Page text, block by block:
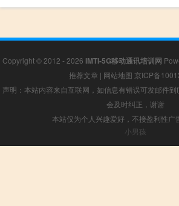
Copyright © 2012 - 2026 IMTI-5G移动通讯培训网
推荐文章 | 网站地图 京ICP备
声明：本站内容来自互联网，如信息有错误可发邮件
会及时纠正，谢谢
本站仅为个人兴趣爱好，不接盈利性广
小男孩